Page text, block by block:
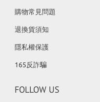
購物常見問題
退換貨須知
隱私權保護
165反詐騙
FOLLOW US